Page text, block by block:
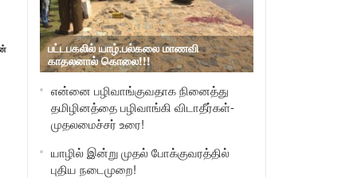
பட்டபகலில் யாழ்.பல்கலை மாணவி
காதலனால் கொலை!!!
என்னை பழிவாங்குவதாக நினைத்து
தமிழினத்தை பழிவாங்கி விடாதீர்கள்-
முதலமைச்சர் உரை!
யாழில் இன்று முதல் போக்குவரத்தில்
புதிய நடைமுறை!